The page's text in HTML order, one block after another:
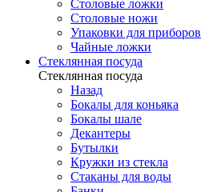
Столовые ложки
Столовые ножи
Упаковки для приборов
Чайные ложки
Стеклянная посуда
Стеклянная посуда
Назад
Бокалы для коньяка
Бокалы шале
Декантеры
Бутылки
Кружки из стекла
Стаканы для воды